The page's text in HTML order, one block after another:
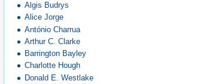
Algis Budrys
Alice Jorge
António Charrua
Arthur C. Clarke
Barrington Bayley
Charlotte Hough
Donald E. Westlake